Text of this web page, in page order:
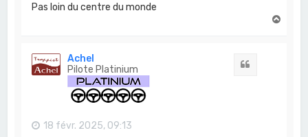
Pas loin du centre du monde
Achel
Pilote Platinium
18 févr. 2025, 09:13